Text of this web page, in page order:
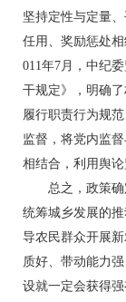
坚持定性与定量
任用、奖励惩处
011年7月，中纪
干规定》，明确
履行职责行为规
监督，将党内监
相结合，利用舆
总之，政策确
统筹城乡发展的
导农民群众开展
质好、带动能力
设就一定会获得